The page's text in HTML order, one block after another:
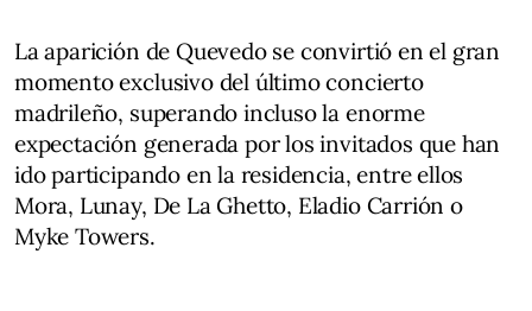
La aparición de Quevedo se convirtió en el gran
momento exclusivo del último concierto
madrileño, superando incluso la enorme
expectación generada por los invitados que han
ido participando en la residencia, entre ellos
Mora, Lunay, De La Ghetto, Eladio Carrión o
Myke Towers.